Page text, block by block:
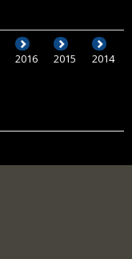
2016 2015 2014